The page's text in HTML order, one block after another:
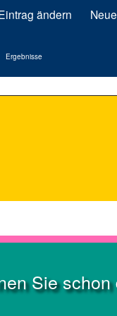
ändern
Ergebnisse
Sie